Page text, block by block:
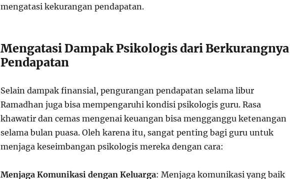
mengatasi kekurangan pendapatan.
Mengatasi Dampak Psikologis dari Berkurangnya
Pendapatan
Selain dampak finansial, pengurangan pendapatan selama libur
Ramadhan juga bisa mempengaruhi kondisi psikologis guru. Rasa
khawatir dan cemas mengenai keuangan bisa mengganggu ketenangan
selama bulan puasa. Oleh karena itu, sangat penting bagi guru untuk
menjaga keseimbangan psikologis mereka dengan cara:
Menjaga Komunikasi dengan Keluarga: Menjaga komunikasi yang baik